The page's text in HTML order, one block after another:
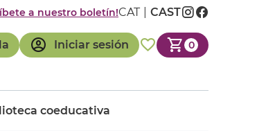
Iniciar sesión 0
a nuestro boletín!CAT CAST
coeducativa